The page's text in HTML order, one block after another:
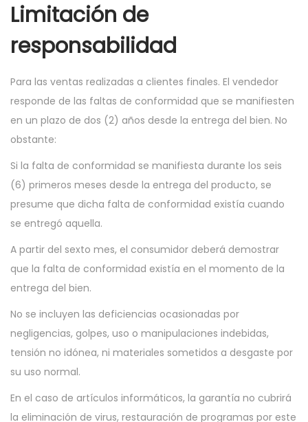
Limitación de
responsabilidad
Para las ventas realizadas a clientes finales. El vendedor
responde de las faltas de conformidad que se manifiesten
en un plazo de dos (2) años desde la entrega del bien. No
obstante:
Si la falta de conformidad se manifiesta durante los seis
(6) primeros meses desde la entrega del producto, se
presume que dicha falta de conformidad existía cuando
se entregó aquella.
A partir del sexto mes, el consumidor deberá demostrar
que la falta de conformidad existía en el momento de la
entrega del bien.
No se incluyen las deficiencias ocasionadas por
negligencias, golpes, uso o manipulaciones indebidas,
tensión no idónea, ni materiales sometidos a desgaste por
su uso normal.
En el caso de artículos informáticos, la garantía no cubrirá
la eliminación de virus, restauración de programas por este